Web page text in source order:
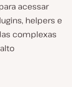
acessar
helpers e
complexas